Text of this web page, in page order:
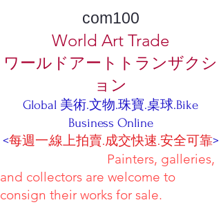
com100
World Art Trade
ワールドアートトランザクシ
ョン
Global 美術.文物.珠寶.桌球.Bike
Business Online
<每週一,線上拍賣.成交快速.安全可靠>
Painters, galleries,
and collectors are welcome to
consign their works for sale.